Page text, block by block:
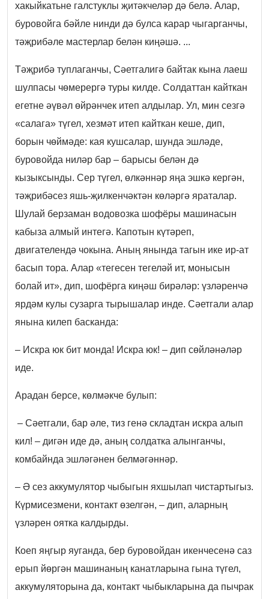
хакыйкатьне галстуклы җитәкчеләр дә белә. Алар,
буровойга бәйле нинди дә булса карар чыгарганчы,
тәҗрибәле мастерлар белән киңәшә. ...
Тәҗрибә туплаганчы, Сәетгалигә байтак кына лаеш
шулпасы чөмерергә туры килде. Солдаттан кайткан
егетне әүвәл өйрәнчек итеп алдылар. Ул, мин сезгә
«салага» түгел, хезмәт итеп кайткан кеше, дип,
борын чөймәде: кая кушсалар, шунда эшләде,
буровойда ниләр бар – барысы белән дә
кызыксынды. Сер түгел, өлкәннәр яңа эшкә кергән,
тәҗрибәсез яшь-җилкенчәктән көләргә яраталар.
Шулай берзаман водовозка шофёры машинасын
кабыза алмый интегә. Капотын күтәреп,
двигателендә чокына. Аның янында тагын ике ир-ат
басып тора. Алар «тегесен тегеләй ит, монысын
болай ит», дип, шофёрга киңәш бирәләр: үзләренчә
ярдәм кулы сузарга тырышалар инде. Сәетгали алар
янына килеп басканда:
– Искра юк бит монда! Искра юк! – дип сөйләнәләр
иде.
Арадан берсе, көлмәкче булып:
– Сәетгали, бар әле, тиз генә складтан искра алып
кил! – дигән иде дә, аның солдатка алынганчы,
комбайнда эшләгәнен белмәгәннәр.
– Ә сез аккумулятор чыбыгын яхшылап чистартыгыз.
Күрмисезмени, контакт өзелгән, – дип, аларның
үзләрен оятка калдырды.
Коеп яңгыр яуганда, бер буровойдан икенчесенә саз
ерып йөргән машинаның канатларына гына түгел,
аккумуляторына да, контакт чыбыкларына да пычрак